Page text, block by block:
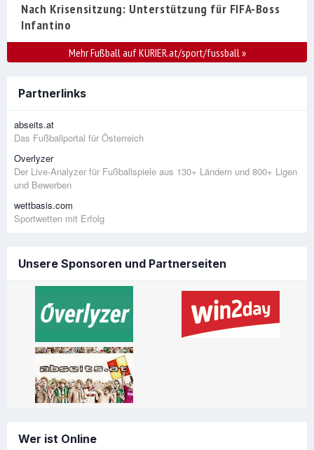
Nach Krisensitzung: Unterstützung für FIFA-Boss
Infantino
Mehr Fußball auf KURIER.at/sport/fussball»
Partnerlinks
abseits.at
Das Fußballportal für Österreich
Overlyzer
Der Live-Analyzer für Fußballspiele aus 130+ Ländern und 800+ Ligen
und Bewerben
wettbasis.com
Sportwetten mit Erfolg
Unsere Sponsoren und Partnerseiten
Wer ist Online